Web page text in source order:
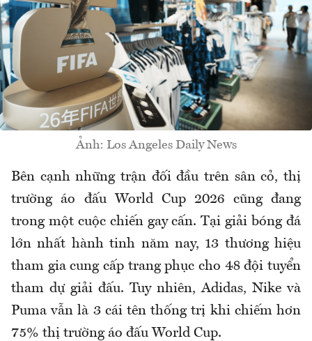
Ảnh: Los Angeles Daily News
Bên cạnh những trận đối đầu trên sân cỏ, thị
trường áo đấu World Cup 2026 cũng đang
trong một cuộc chiến gay cấn. Tại giải bóng đá
lớn nhất hành tinh năm nay, 13 thương hiệu
tham gia cung cấp trang phục cho 48 đội tuyển
tham dự giải đấu. Tuy nhiên, Adidas, Nike và
Puma vẫn là 3 cái tên thống trị khi chiếm hơn
75% thị trường áo đấu World Cup.